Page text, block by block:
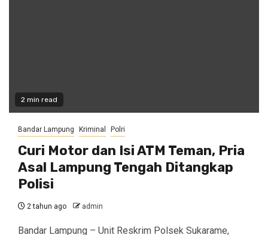
2 min read
Bandar Lampung Kriminal Polri
Curi Motor dan Isi ATM Teman, Pria
Asal Lampung Tengah Ditangkap
Polisi
2 tahun ago admin
Bandar Lampung – Unit Reskrim Polsek Sukarame,